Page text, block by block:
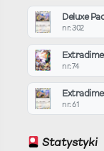
Deluxe
nr. 302
nr. 74
nr. 61
Statystyki